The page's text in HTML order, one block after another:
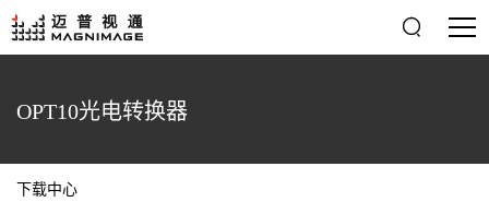

OPT10光电转换器
下载中心